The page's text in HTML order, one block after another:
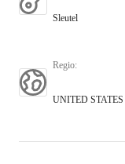
Sleutel
Regio:
UNITED STATES